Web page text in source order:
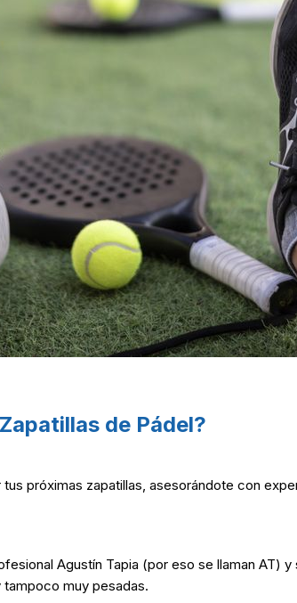
de Pádel?
tus próximas zapatillas, asesorándote con
Agustín Tapia (por eso se llaman AT)
tampoco muy pesadas.